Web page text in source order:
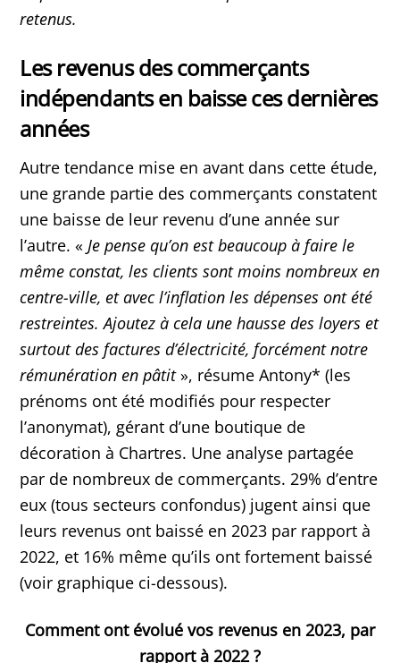
retenus.
Les revenus des commerçants
indépendants en baisse ces dernières
années
Autre tendance mise en avant dans cette étude,
une grande partie des commerçants constatent
une baisse de leur revenu d’une année sur
l’autre. «Je pense qu’on est beaucoup à faire le
même constat, les clients sont moins nombreux en
centre-ville, et avec l’inflation les dépenses ont été
restreintes. Ajoutez à cela une hausse des loyers et
surtout des factures d’électricité, forcément notre
rémunération en pâtit», résume Antony* (les
prénoms ont été modifiés pour respecter
l’anonymat), gérant d’une boutique de
décoration à Chartres. Une analyse partagée
par de nombreux de commerçants. 29% d’entre
eux (tous secteurs confondus) jugent ainsi que
leurs revenus ont baissé en 2023 par rapport à
2022, et 16% même qu’ils ont fortement baissé
(voir graphique ci-dessous).
Comment ont évolué vos revenus en 2023, par
rapport à 2022 ?